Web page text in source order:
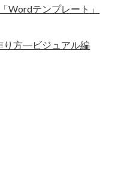
Wordテンプレート」
り方―ビジュアル編